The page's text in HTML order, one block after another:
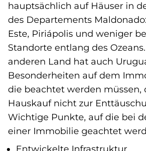
hauptsächlich auf Häuser in
des Departements
Este, Piriápolis und weniger
Standorte entlang des
anderen Land hat auch
Besonderheiten auf dem
die beachtet werden müssen,
Hauskauf nicht zur
Wichtige Punkte, auf die bei
einer Immobilie geachtet